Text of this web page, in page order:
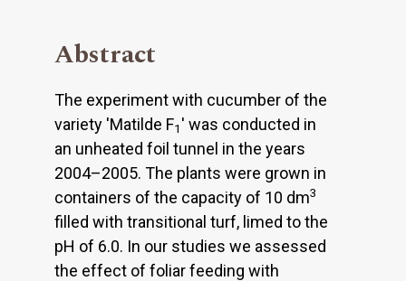
Abstract
The experiment with cucumber of the
variety 'Matilde F1 ' was conducted in
an unheated foil tunnel in the years
2004–2005. The plants were grown in
containers of the capacity of 10 dm3
filled with transitional turf, limed to the
pH of 6.0. In our studies we assessed
the effect of foliar feeding with